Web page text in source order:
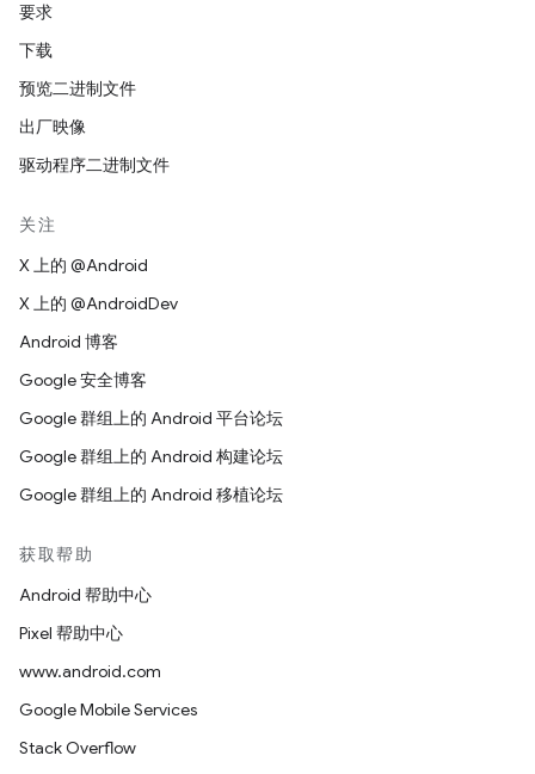
要求
下载
预览二进制文件
出厂映像
驱动程序二进制文件
关注
X 上的 @Android
X 上的 @AndroidDev
Android 博客
Google 安全博客
Google 群组上的 Android 平台论坛
Google 群组上的 Android 构建论坛
Google 群组上的 Android 移植论坛
获取帮助
Android 帮助中心
Pixel 帮助中心
www.android.com
Google Mobile Services
Stack Overflow